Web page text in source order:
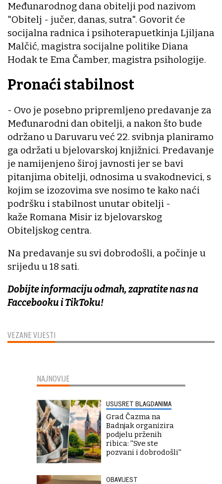
VEZANE VIJESTI
Međunarodnog dana obitelji pod nazivom
"Obitelj - jučer, danas, sutra". Govorit će
socijalna radnica i psihoterapuetkinja Ljiljana
Malčić, magistra socijalne politike Diana
Hodak te Ema Čamber, magistra psihologije.
Pronaći stabilnost
- Ovo je posebno pripremljeno predavanje za
Međunarodni dan obitelji, a nakon što bude
održano u Daruvaru već 22. svibnja planiramo
ga održati u bjelovarskoj knjižnici. Predavanje
je namijenjeno široj javnosti jer se bavi
pitanjima obitelji, odnosima u svakodnevici, s
kojim se izozovima sve nosimo te kako naći
podršku i stabilnost unutar obitelji -
kaže Romana Misir iz bjelovarskog
Obiteljskog centra.
Na predavanje su svi dobrodošli, a počinje u
srijedu u 18 sati.
Dobijte informaciju odmah, zapratite nas na
Faccebooku i TikToku!
NAJNOVIJE
USUSRET BLAGDANIMA
Grad Čazma na
Badnjak organizira
podjelu prženih
ribica: ''Sve ste
pozvani i dobrodošli''
OBAVIJEST